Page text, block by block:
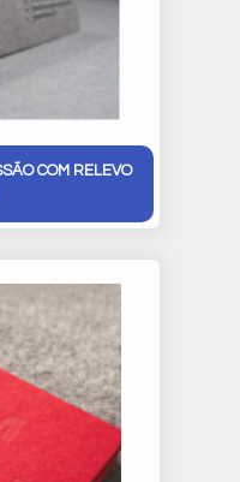
COM RELEVO